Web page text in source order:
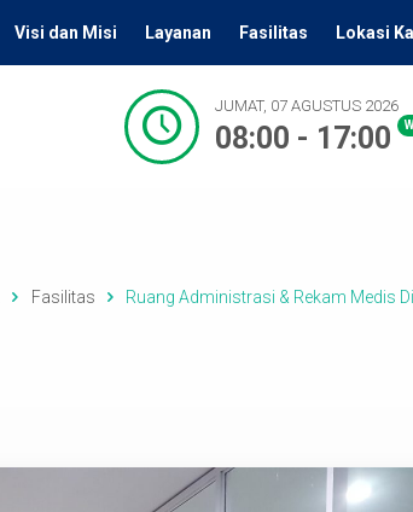
Visi dan Misi Layanan Fasilitas Lokasi
JUMAT, 07 AGUSTUS 2026
08:00 - 17:00
Fasilitas Ruang Administrasi & Rekam Medis